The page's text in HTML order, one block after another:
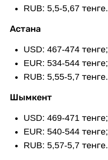
RUB: 5,5-5,67 тенге.
Астана
USD: 467-474 тенге;
EUR: 534-544 тенге;
RUB: 5,55-5,7 тенге.
Шымкент
USD: 469-471 тенге;
EUR: 540-544 тенге;
RUB: 5,57-5,7 тенге.